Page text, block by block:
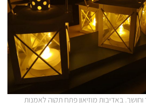
באדיבות מוזיאון פתח תקוה לאמנות